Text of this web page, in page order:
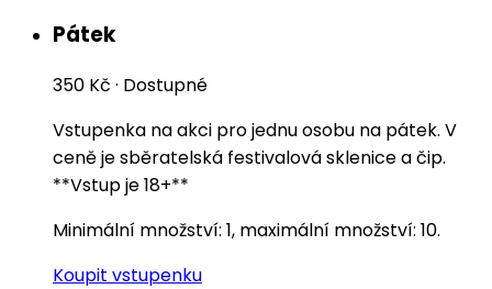
Pátek
350 Kč · Dostupné
Vstupenka na akci pro jednu osobu na pátek. V
ceně je sběratelská festivalová sklenice a čip.
**Vstup je 18+**
Minimální množství: 1, maximální množství: 10.
Koupit vstupenku